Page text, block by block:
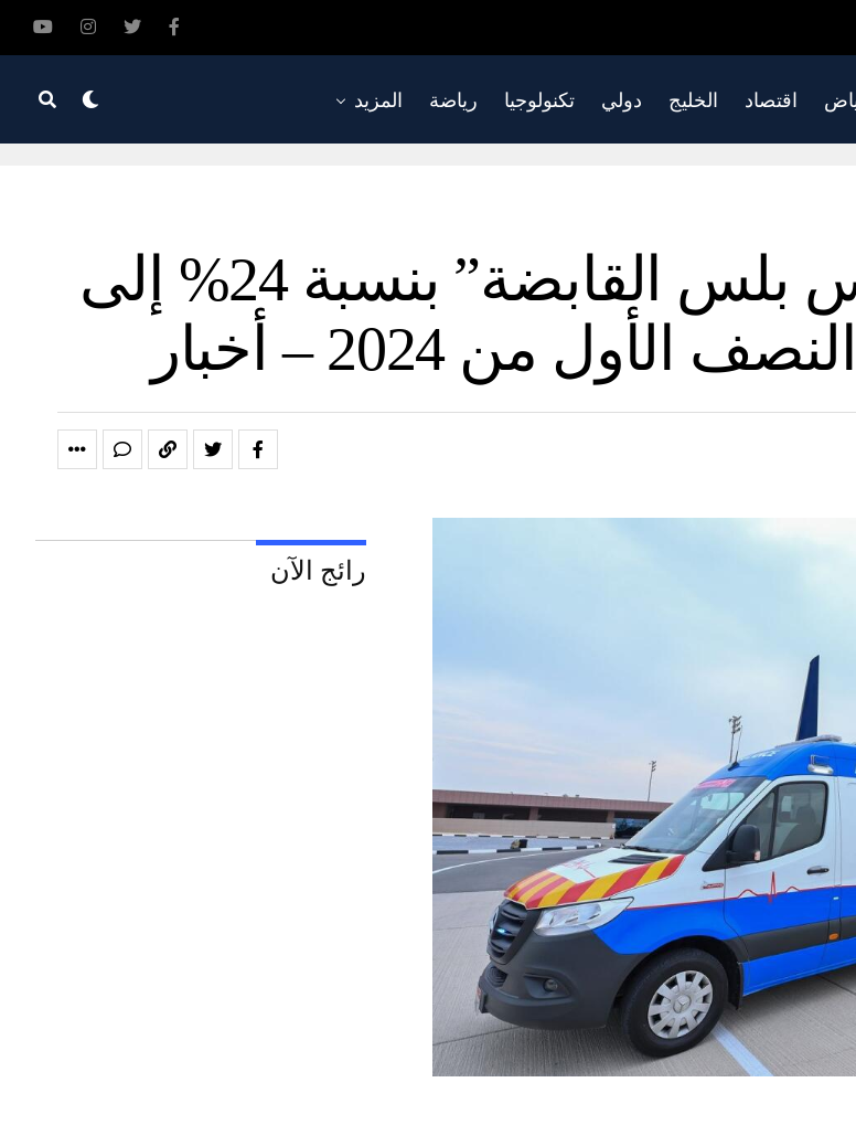
اقتصاد الخليج دولي تكنولوجيا رياضة المزيد
ارتفاع إيرادات “ريسبونس بلس القابضة” بنسبة 24% إلى
رائج الآن